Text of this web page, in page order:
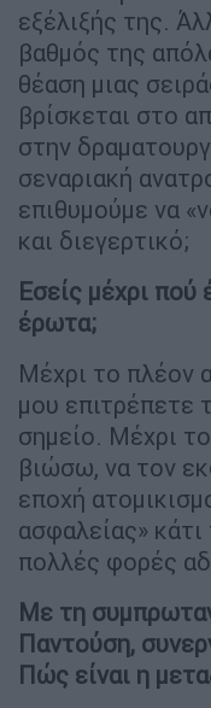
εξέλιξής της.
βαθμός της
θέαση μιας
βρίσκεται στο
στην
σεναριακή
επιθυμούμε να
και διεγερτικό;
Εσείς μέχρι πού
έρωτα;
Μέχρι το πλέον
μου επιτρέπετε
σημείο. Μέχρι
βιώσω, να τον
εποχή
ασφαλείας»
πολλές φορές
Με τη
Παντούση,
Πώς είναι η